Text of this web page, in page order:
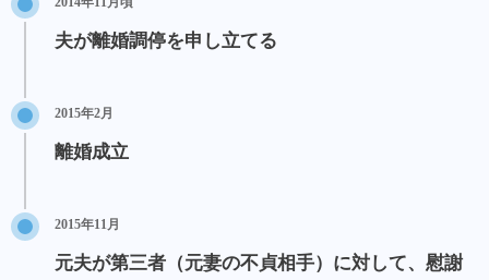
夫が離婚調停を申し立てる
2015年2月
離婚成立
2015年11月
元夫が第三者（元妻の不貞相手）に対して、慰謝